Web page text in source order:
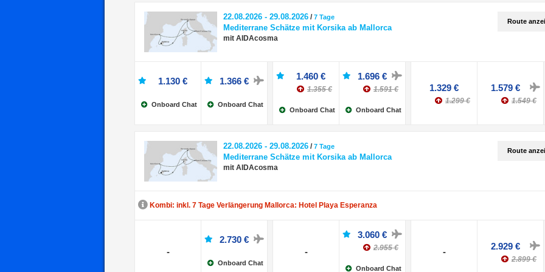
Route
22.08.2026 - 29.08.2026 /7 Tage
Mediterrane Schätze mit Korsika ab Mallorca
mit AIDAcosma
1.130 €
Onboard Chat
1.366 €
Onboard Chat
1.460 €
1.355 €
Onboard Chat
1.696 €
1.591 €
Onboard Chat
1.329 €
1.299 €
1.579 €
1.549 €
Route
22.08.2026 - 29.08.2026 /7 Tage
Mediterrane Schätze mit Korsika ab Mallorca
mit AIDAcosma
Kombi: inkl. 7 Tage Verlängerung Mallorca: Hotel Playa Esperanza
-
2.730 €
Onboard Chat
-
3.060 €
2.955 €
Onboard Chat
-
2.929 €
2.899 €